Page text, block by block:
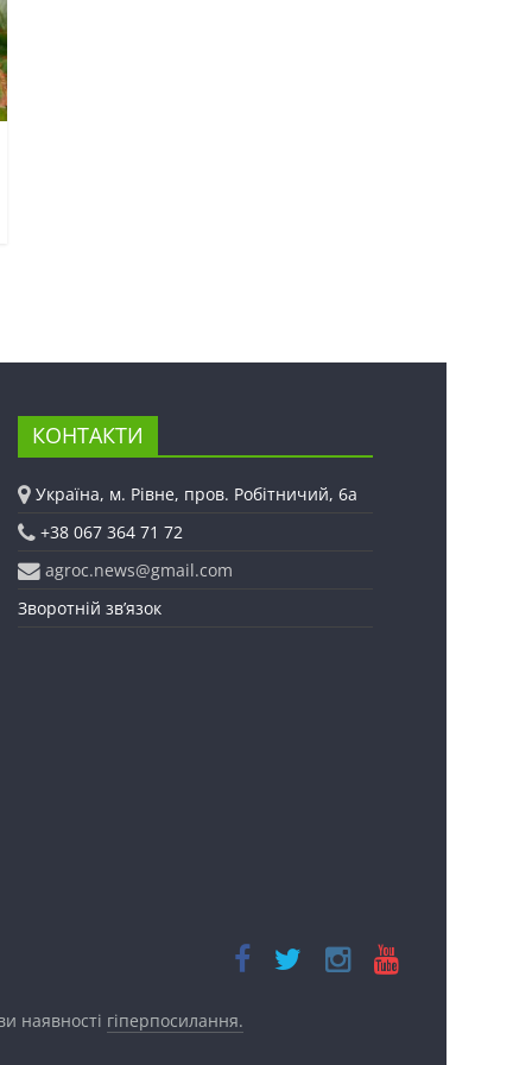
КОНТАКТИ
Україна, м. Рівне, пров. Робітничий, 6а
+38 067 364 71 72
agroc.news@gmail.com
Зворотній зв’язок
наявності гіперпосилання.